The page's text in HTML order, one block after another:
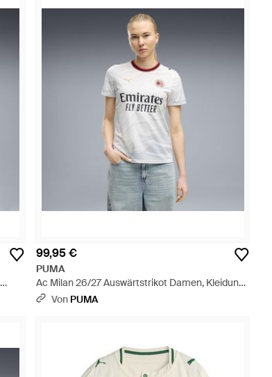
99,95 €
PUMA
Ac Milan 26/27 Auswärtstrikot Damen, Kleidung
- Weiß
Von PUMA